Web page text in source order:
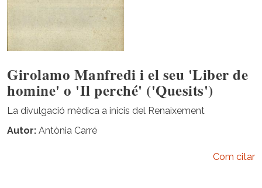
Girolamo Manfredi i el seu 'Liber de
homine' o 'Il perché' ('Quesits')
La divulgació mèdica a inicis del Renaixement
Autor Antònia Carré
Com citar